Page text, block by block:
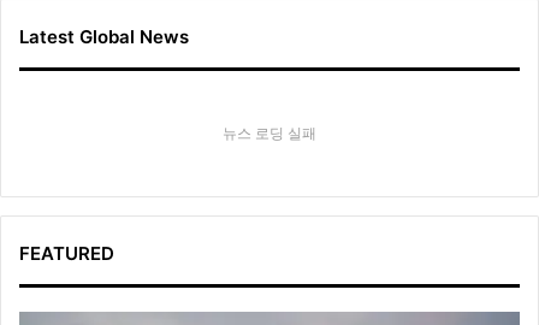
Latest Global News
뉴스 로딩 실패
FEATURED